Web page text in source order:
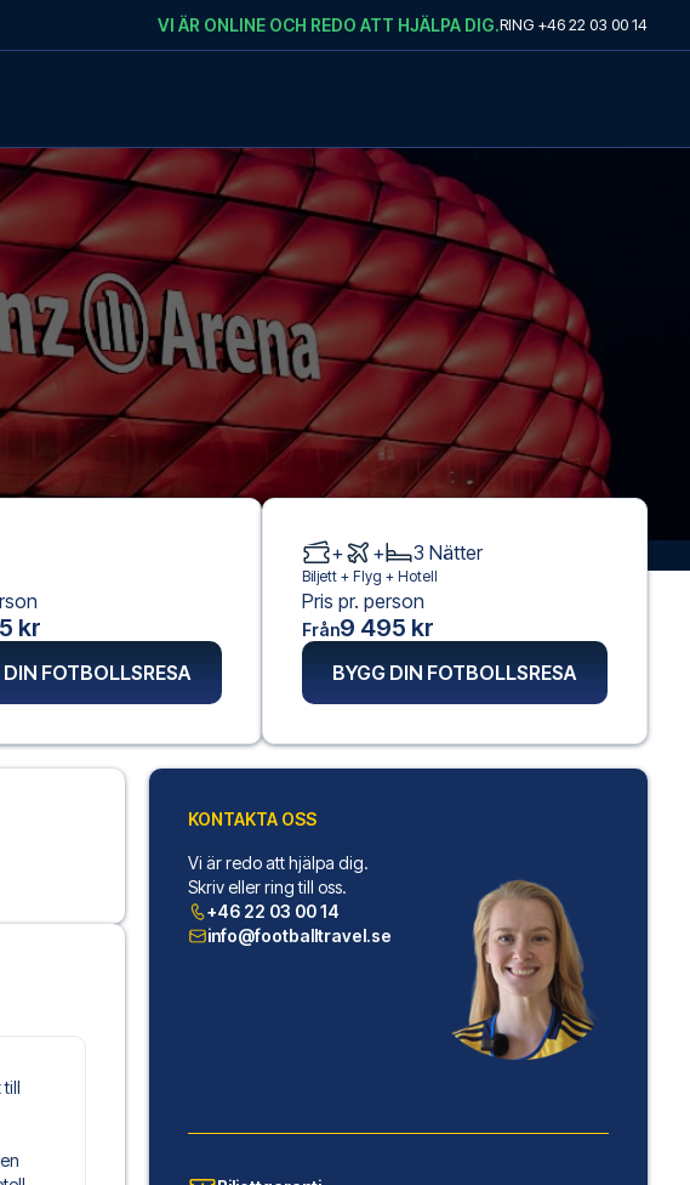
VI ÄR ONLINE OCH REDO ATT HJÄLPA DIG.RING +46 22 03 00 14
till
kr
DIN FOTBOLLSRESA
+ + 3 Nätter
Biljett + Flyg + Hotell
Pris pr. person
Från9 495 kr
BYGG DIN FOTBOLLSRESA
KONTAKTA OSS
Vi är redo att hjälpa dig.
Skriv eller ring till oss.
+46 22 03 00 14
info@footballtravel.se